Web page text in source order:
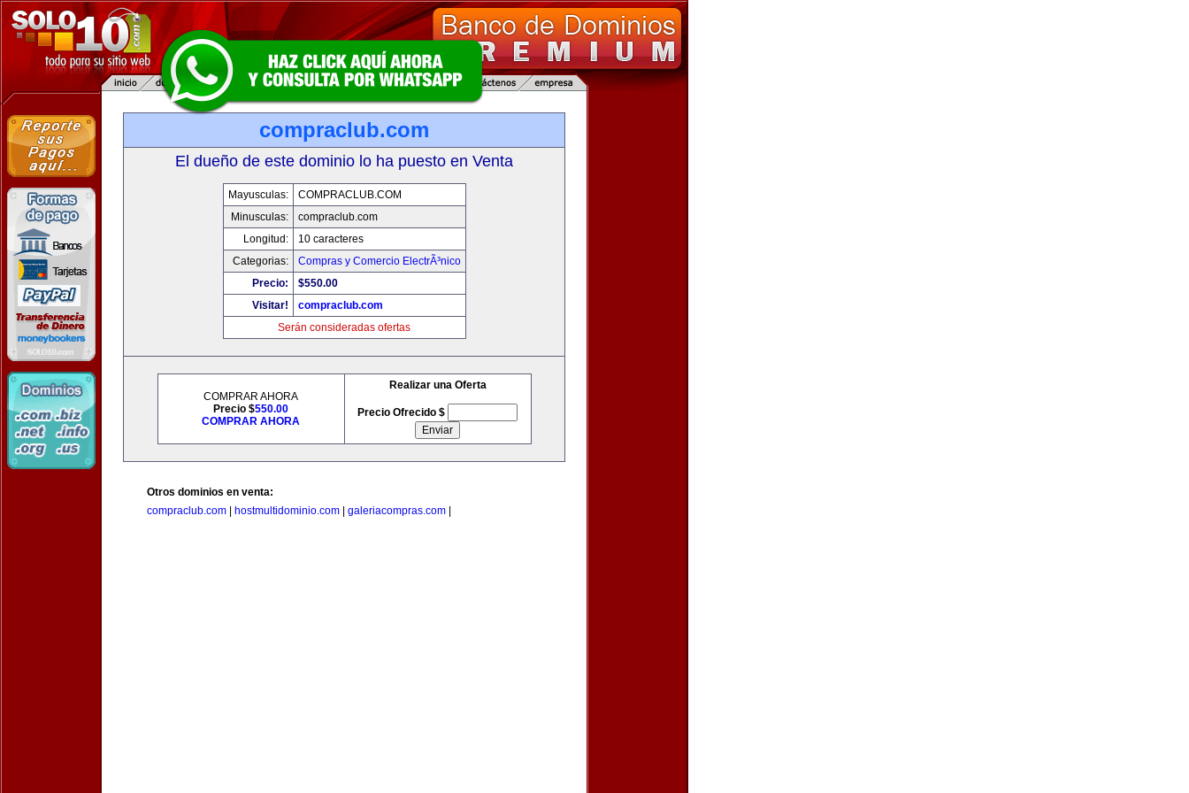
compraclub.com
El dueño de este dominio lo ha puesto en Venta
Mayusculas:
COMPRACLUB.COM
Minusculas:
compraclub.com
Longitud:
10 caracteres
Categorias:
Compras y Comercio ElectrÃ³nico
Precio:
$550.00
Visitar!
compraclub.com
Serán consideradas ofertas
COMPRAR AHORA
Precio $550.00
COMPRAR AHORA
Realizar una Oferta
Precio Ofrecido $
Otros dominios en venta:
compraclub.com
hostmultidominio.com galeriacompras.com